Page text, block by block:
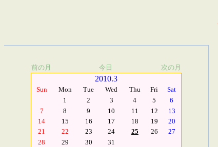
前の月 今日 次の月
2010.3
Sun Mon Tue Wed Thu Fri
Sat
1
2 3 4 5
6
7
8 9 10 11 12
13
14
15 16 17 18 19
20
21
22 23 24 25 26
27
28
29 30 31